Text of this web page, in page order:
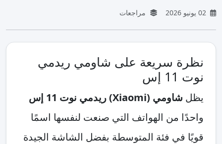
مراجعات
نظرة سريعة على شاومي ريدمي
نوت 11 إس
يظل شاومي (Xiaomi) ريدمي نوت 11 إس
واحدًا من الهواتف التي صنعت لنفسها اسمًا
قويًا في فئة المتوسطة بفضل الشاشة الجيدة